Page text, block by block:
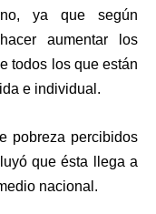
ya que según
aumentar los
todos los que están
e individual.
pobreza percibidos
que ésta llega a
nacional.